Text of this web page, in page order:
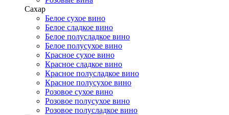
Сахар
Белое сухое вино
Белое сладкое вино
Белое полусладкое вино
Белое полусухое вино
Красное сухое вино
Красное сладкое вино
Красное полусладкое вино
Красное полусухое вино
Розовое сухое вино
Розовое полусухое вино
Розовое полусладкое вино